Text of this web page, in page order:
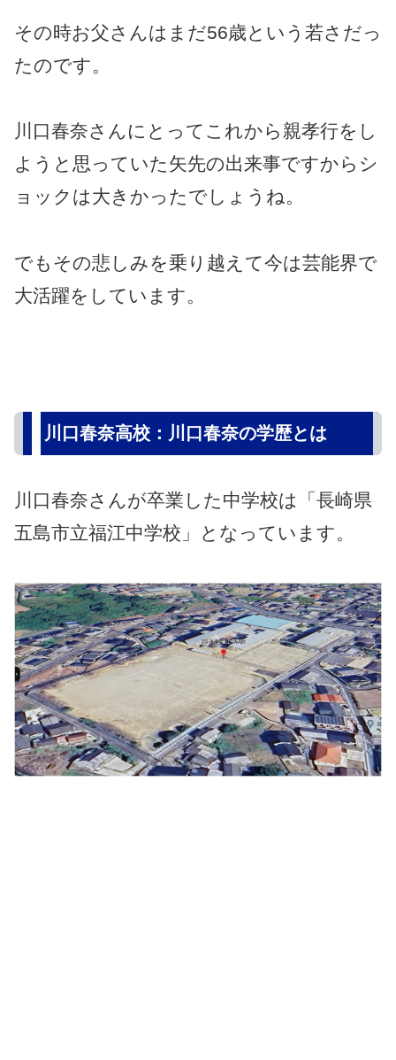
その時お父さんはまだ56歳という若さだっ
たのです。
川口春奈さんにとってこれから親孝行をし
ようと思っていた矢先の出来事ですからシ
ョックは大きかったでしょうね。
でもその悲しみを乗り越えて今は芸能界で
大活躍をしています。
川口春奈高校：川口春奈の学歴とは
川口春奈さんが卒業した中学校は「長崎県
五島市立福江中学校」となっています。